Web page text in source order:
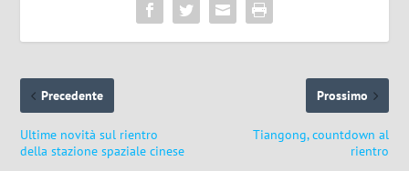
Precedente
Ultime novità sul rientro
della stazione spaziale cinese
Prossimo
Tiangong, countdown al
rientro